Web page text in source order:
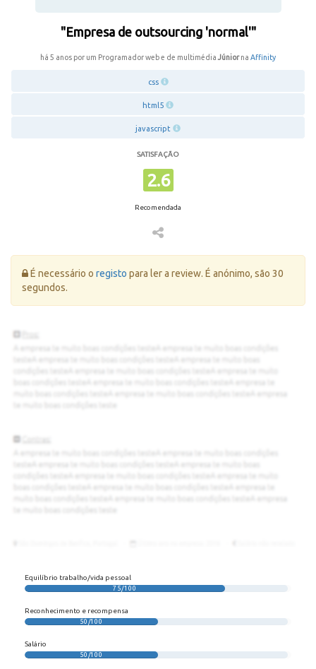
"Empresa de outsourcing 'normal'"
há 5 anos por um Programador web e de multimédia Júniorna Affinity
css
html5
javascript
SATISFAÇÃO
2.6
Recomendada
Erro:
É necessário o registo para ler a review. É anónimo, são 30
segundos.
Equilíbrio trabalho/vida pessoal
75/100
Reconhecimento e recompensa
50/100
Salário
50/100